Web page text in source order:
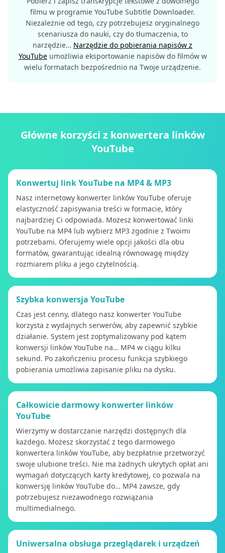
filmu w programie YouTube Subtitle Downloader.
Niezależnie od tego, czy potrzebujesz oryginalnego
scenariusza do nauki, czy do tłumaczenia, to
narzędzie… Narzędzie do pobierania napisów z
YouTubeumożliwia eksportowanie napisów do filmów w
wielu formatach bezpośrednio na Twoje urządzenie.
Główne korzyści z konwertera linków
YouTube
Konwertuj link YouTube na MP4 & MP3
Nasz internetowy konwerter linków YouTube oferuje
elastyczność zapisywania treści w formacie, który
najbardziej Ci odpowiada. Możesz konwertować linki
YouTube na MP4 lub wybierz MP3 zgodnie z Twoimi
potrzebami. Oferujemy wiele opcji jakości dla obu
formatów, gwarantując idealną równowagę między
rozmiarem pliku a jego czytelnością.
Szybka konwersja YouTube
Czas jest cenny, dlatego nasz konwerter YouTube
korzysta z wydajnych serwerów, aby zapewnić szybkie
działanie. System jest zoptymalizowany pod kątem
konwersji linków YouTube na… MP4 w ciągu kilku
sekund. Po zakończeniu procesu funkcja szybkiego
pobierania umożliwia zapisanie pliku na dysku.
Całkowicie darmowy konwerter linków
YouTube
Wierzymy w dostarczanie narzędzi dostępnych dla
każdego. Możesz skorzystać z tego darmowego
konwertera linków YouTube, aby bezpłatnie przetworzyć
swoje ulubione treści. Nie ma żadnych ukrytych opłat ani
wymagań dotyczących karty kredytowej, co pozwala na
konwersję linków YouTube do… MP4 zawsze, gdy
potrzebujesz niezawodnego rozwiązania
multimedialnego.
Uniwersalna obsługa przeglądarek i urządzeń